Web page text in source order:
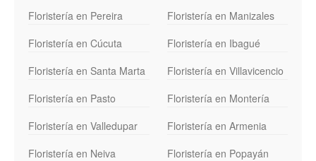
Floristería en Pereira
Floristería en Manizales
Floristería en Cúcuta
Floristería en Ibagué
Floristería en Santa Marta
Floristería en Villavicencio
Floristería en Pasto
Floristería en Montería
Floristería en Valledupar
Floristería en Armenia
Floristería en Neiva
Floristería en Popayán